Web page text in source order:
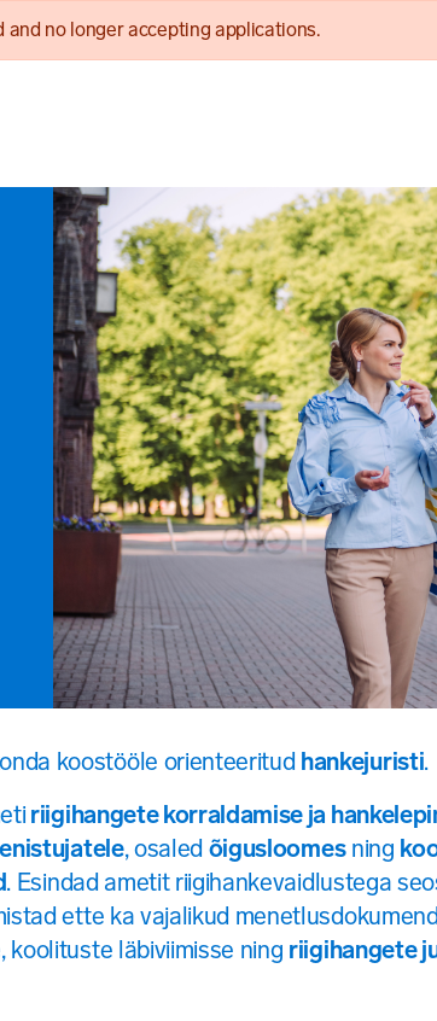
and no longer accepting applications.
koostööle orienteeritud hankejuristi.
riigihangete korraldamise ja
, osaled õigusloomesning
. Esindad ametit riigihankevaidlustega
ette ka vajalikud
läbiviimisse ning riigihangete